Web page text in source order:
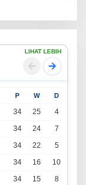
LIHAT LEBIH
P W D
34 25 4
34 24 7
34 22 5
34 16 10
34 15 8